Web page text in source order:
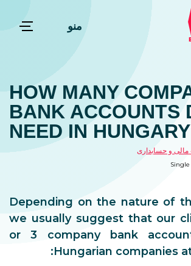
منو
HOW MANY
BANK ACCOUNTS
NEED IN
و حسابداری
Depending on the nature of
we usually suggest that our
or 3 company bank
Hungarian companies